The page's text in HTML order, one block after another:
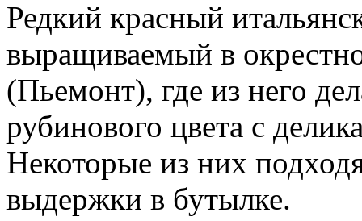
Редкий красный
выращиваемый в
(Пьемонт), где из него
рубинового цвета с
Некоторые из них
выдержки в бутылке.